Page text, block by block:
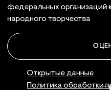
федеральных организаций
народного творчества
Открытые данные
Политика обработки